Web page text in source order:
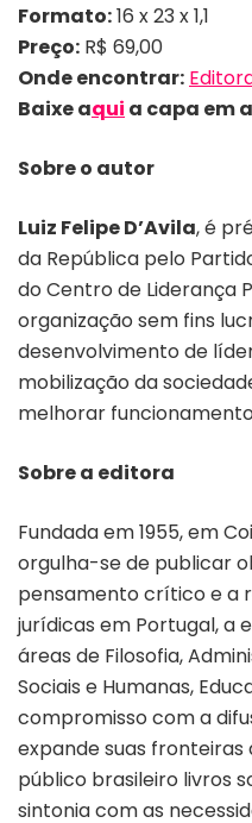
Formato:16 x 23 x 1,1
Preço: R$ 69,00
Onde encontrar:
Baixe aqui a capa em
Sobre o autor
Luiz Felipe D’Avila, é
da República pelo
do Centro de Liderança
organização sem fins
desenvolvimento de
mobilização da
melhorar
Sobre a editora
Fundada em 1955, em
orgulha-se de publicar
pensamento crítico e a
jurídicas em Portugal, a
áreas de Filosofia,
Sociais e Humanas,
compromisso com a
expande suas
público brasileiro livros
sintonia com as